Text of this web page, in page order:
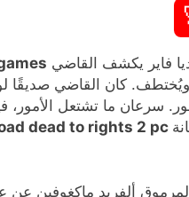
فاير يكشف القاضي
كان القاضي صديقًا
سرعان ما تشتعل
dead to rights 2 pc
ألفريد ماكغوفين عن